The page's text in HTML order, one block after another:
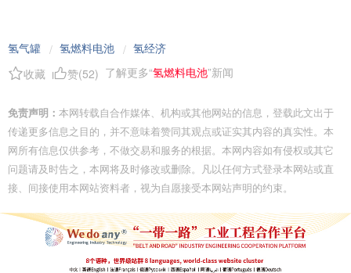
氢气罐 / 氢燃料电池 / 氢经济
收藏
赞(52) 了解更多“氢燃料电池”新闻
免责声明： 本网转载自合作媒体、机构或其他网站的信息，登载此文出于
传递更多信息之目的，并不意味着赞同其观点或证实其内容的真实性。本
网所有信息仅供参考，不做交易和服务的根据。本网内容如有侵权或其它
问题请及时告之，本网将及时修改或删除。凡以任何方式登录本网站或直
接、间接使用本网站资料者，视为自愿接受本网站声明的约束。